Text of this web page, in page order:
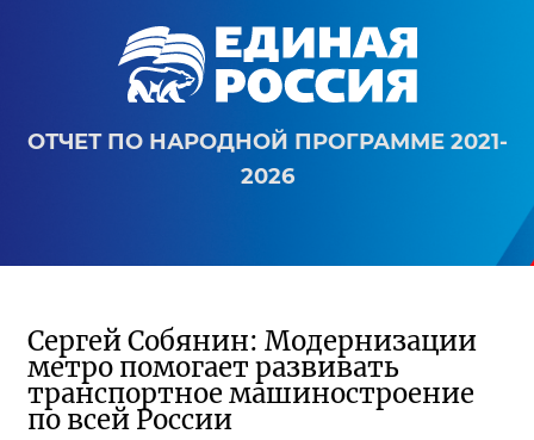
ОТЧЕТ ПО НАРОДНОЙ ПРОГРАММЕ 2021-
2026
Сергей Собянин: Модернизации
метро помогает развивать
транспортное машиностроение
по всей России